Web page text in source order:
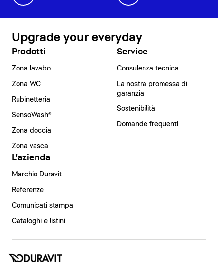
Upgrade your everyday
Prodotti
Zona lavabo
Zona WC
Rubinetteria
SensoWash®
Zona doccia
Zona vasca
Service
Consulenza tecnica
La nostra promessa di
garanzia
Sostenibilità
Domande frequenti
L'azienda
Marchio Duravit
Referenze
Comunicati stampa
Cataloghi e listini